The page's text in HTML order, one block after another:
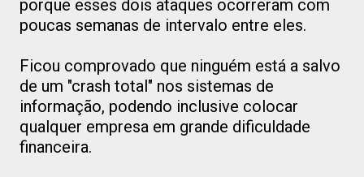
porque esses dois ataques ocorreram com
poucas semanas de intervalo entre eles.
Ficou comprovado que ninguém está a salvo
de um "crash total" nos sistemas de
informação, podendo inclusive colocar
qualquer empresa em grande dificuldade
financeira.